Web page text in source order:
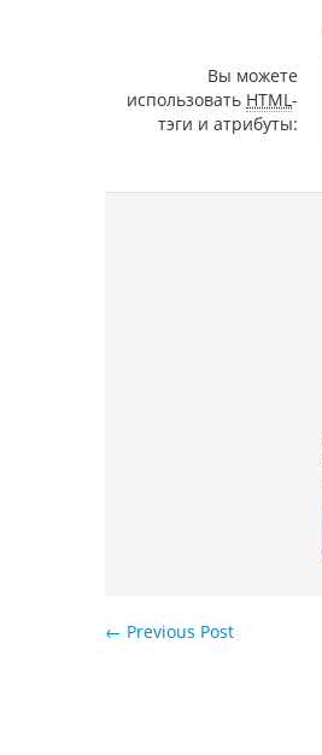
Вы можете
использовать HTML-
тэги и атрибуты:
← Previous Post